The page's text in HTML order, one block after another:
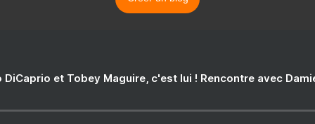
DiCaprio et Tobey Maguire, c'est lui ! Rencontre avec